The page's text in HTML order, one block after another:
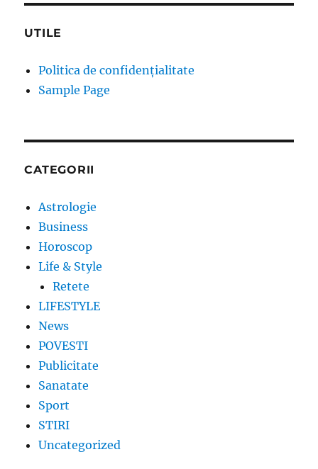
UTILE
Politica de confidențialitate
Sample Page
CATEGORII
Astrologie
Business
Horoscop
Life & Style
Retete
LIFESTYLE
News
POVESTI
Publicitate
Sanatate
Sport
STIRI
Uncategorized